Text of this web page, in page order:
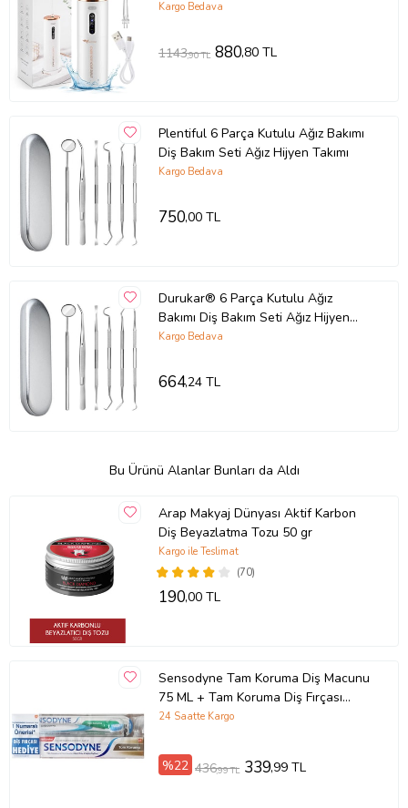
Cihazı Gündelik Kullanım
Kargo Bedava
1143,90 TL 880,80 TL
Plentiful 6 Parça Kutulu Ağız Bakımı
Diş Bakım Seti Ağız Hijyen Takımı
Kargo Bedava
750,00 TL
Durukar® 6 Parça Kutulu Ağız
Bakımı Diş Bakım Seti Ağız Hijyen
Takımı
Kargo Bedava
664,24 TL
Bu Ürünü Alanlar Bunları da Aldı
Arap Makyaj Dünyası Aktif Karbon
Diş Beyazlatma Tozu 50 gr
(70)
Kargo ile Teslimat
190,00 TL
Sensodyne Tam Koruma Diş Macunu
75 ML + Tam Koruma Diş Fırçası
Yumuşak
24 Saatte Kargo
%22 436,99 TL 339,99 TL